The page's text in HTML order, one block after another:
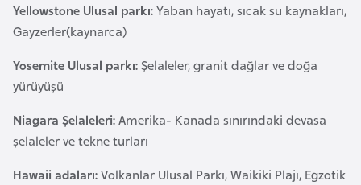
Yellowstone Ulusal parkı:Yaban hayatı, sıcak su kaynakları,
Gayzerler(kaynarca)
Yosemite Ulusal parkı:Şelaleler, granit dağlar ve doğa
yürüyüşü
Niagara Şelaleleri:Amerika- Kanada sınırındaki devasa
şelaleler ve tekne turları
Hawaii adaları:Volkanlar Ulusal Parkı, Waikiki Plajı, Egzotik
r
u
e
l